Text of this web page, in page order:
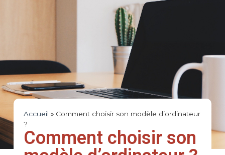
Accueil » Comment choisir son modèle d’ordinateur
?
Comment choisir son